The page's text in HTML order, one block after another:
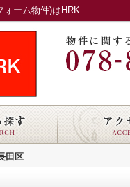
ォーム物件)はHRK
田区